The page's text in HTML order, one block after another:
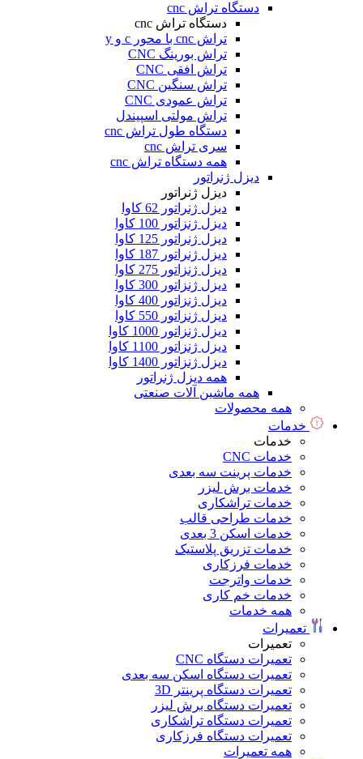
دستگاه تراش cnc
دستگاه تراش cnc
تراش cnc با محور c و y
تراش بورینگ CNC
تراش افقی CNC
تراش سنگین CNC
تراش عمودی CNC
تراش مولتی اسپیندل
دستگاه طول تراش cnc
سری تراش cnc
همه دستگاه تراش cnc
دیزل ژنراتور
دیزل ژنراتور
دیزل ژنراتور 62 کاوا
دیزل ژنزاتور 100 کاوا
دیزل ژنراتور 125 کاوا
دیزل ژنراتور 187 کاوا
دیزل ژنزاتور 275 کاوا
دیزل ژنزاتور 300 کاوا
دیزل ژنزاتور 400 کاوا
دیزل ژنزاتور 550 کاوا
دیزل ژنزاتور 1000 کاوا
دیزل ژنزاتور 1100 کاوا
دیزل ژنزاتور 1400 کاوا
همه دیزل ژنراتور
همه ماشین آلات صنعتی
همه محصولات
خدمات
خدمات
خدمات CNC
خدمات پرینت سه بعدی
خدمات برش لیزر
خدمات تراشکاری
خدمات طراحی قالب
خدمات اسکن 3 بعدی
خدمات تزریق پلاستیک
خدمات فرزکاری
خدمات واترجت
خدمات خم کاری
همه خدمات
تعمیرات
تعمیرات
تعمیرات دستگاه CNC
تعمیرات دستگاه اسکن سه بعدی
تعمیرات دستگاه پرینتر 3D
تعمیرات دستگاه برش لیزر
تعمیرات دستگاه تراشکاری
تعمیرات دستگاه فرزکاری
همه تعمیرات